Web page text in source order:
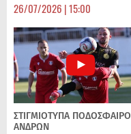
26/07/2026 | 15:00
ΣΤΙΓΜΙΟΤΥΠΑ ΠΟΔΌΣΦΑΙΡΟ
ΑΝΔΡΏΝ